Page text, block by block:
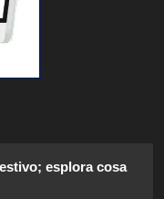
esplora cosa